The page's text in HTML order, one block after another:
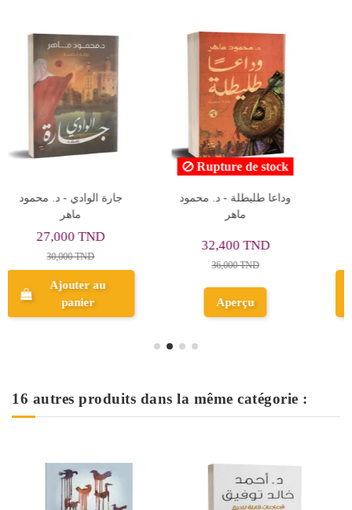
سيكولوجية الجنس - ميج
19,800 TND
Ajouter au
فتى الأندلس - محمود ماهر
16 autres produits dans la même catégorie :